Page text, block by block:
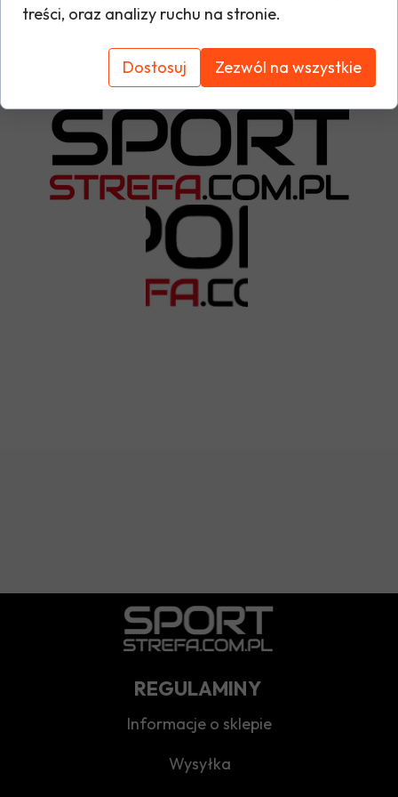
Tabela rozmiarów
REGULAMINY
Wysyłka
Informacje o sklepie
treści, oraz analizy ruchu na stronie.
Dostosuj Zezwól na wszystkie